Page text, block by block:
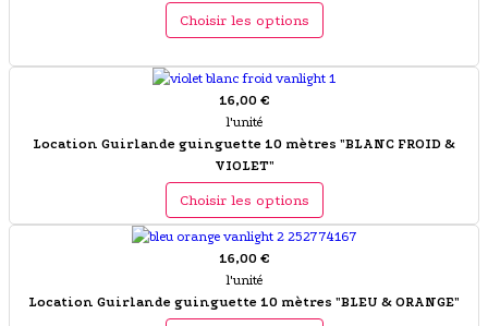
Choisir les options
16,00 €
l'unité
Location Guirlande guinguette 10 mètres "BLANC FROID &
VIOLET"
Choisir les options
16,00 €
l'unité
Location Guirlande guinguette 10 mètres "BLEU & ORANGE"